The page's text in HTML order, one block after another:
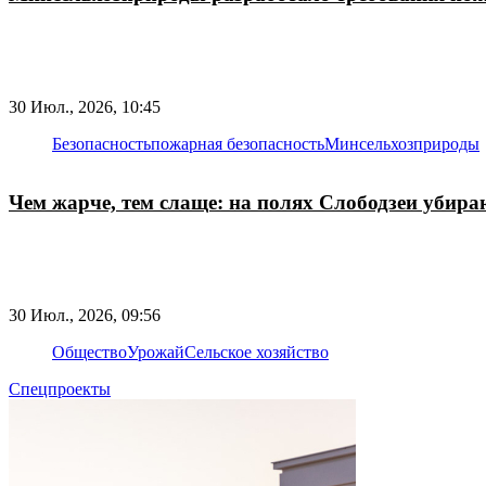
30 Июл., 2026, 10:45
Безопасностьпожарная безопасностьМинсельхозприроды
Чем жарче, тем слаще: на полях Слободзеи
30 Июл., 2026, 09:56
ОбществоУрожайСельское хозяйство
Спецпроекты